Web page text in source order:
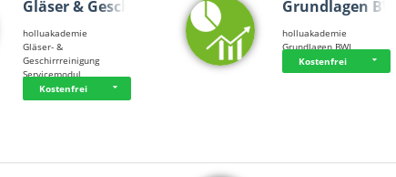
Gläser & Geschi…
holluakademie
Gläser- &
Geschirrreinigung
Servicemodul
Kostenfrei
Grundlagen BWL
holluakademie
Grundlagen BWL
Kostenfrei